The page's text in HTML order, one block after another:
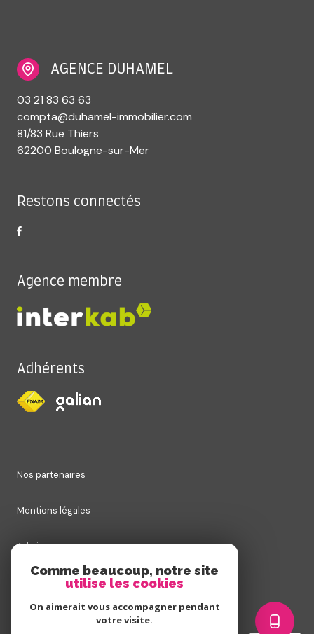
AGENCE DUHAMEL
03 21 83 63 63
compta@duhamel-immobilier.com
81/83 Rue Thiers
62200 Boulogne-sur-Mer
Restons connectés
Agence membre
Adhérents
nos partenaires
mentions légales
admin
nos honoraires
Comme beaucoup, notre site
utilise les cookies
On aimerait vous accompagner pendant
votre visite.